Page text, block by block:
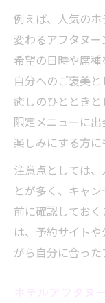
本当に
活用術
アフタ
手軽に楽し
は
裏技紹介
都内ア
用法
当日予
例えば、人気の
変わるアフタヌ
希望の日時や席
自分へのご褒美
癒しのひととき
限定メニューに
楽しみにする方に
注意点としては
とが多く、キャ
前に確認してお
は、予約サイト
がら自分に合った